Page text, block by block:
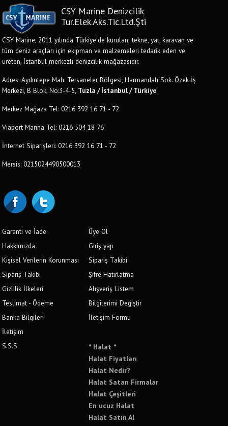
CSY Marine Denizcilik
Tur.Elek.Aks.Tic.Ltd.Şti
CSY Marine, 2011 yılında Türkiye'de kurulan; tekne, yat, karavan ve
tüm deniz araçları için ekipman ve malzemeleri tedarik eden ve
üreten, İstanbul merkezli denizcilik mağazasıdır.
Adres: Aydıntepe Mah. Tersaneler Bölgesi, Harmandalı Sok. Özek İş
Merkezi, B Blok, No:3-4-5, Tuzla / İstanbul / Türkiye
Merkez Mağaza Tel: 0216 392 16 71 - 72
Viaport Marina Tel: 0216 504 18 76
İnternet Siparişleri: 0216 392 16 71 - 72
Mersis: 0215024490500013
Garanti ve İade
Hakkımızda
Kişisel Verilerin Korunması
Sipariş Takibi
Gizlilik İlkeleri
Teslimat - Ödeme
Banka Bilgileri
İletişim
S.S.S.
Üye Ol
Giriş yap
Sipariş Takibi
Şifre Hatırlatma
Alışveriş Listem
Bilgilerimi Değiştir
İletişim Formu
* Halat *
Halat Fiyatları
Halat Nedir?
Halat Satan Firmalar
Halat Çeşitleri
En ucuz Halat
Halat Satın Al